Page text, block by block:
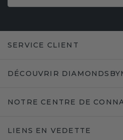
SERVICE CLIENT
DÉCOUVRIR
NOTRE CENTRE DE
LIENS EN VEDETTE